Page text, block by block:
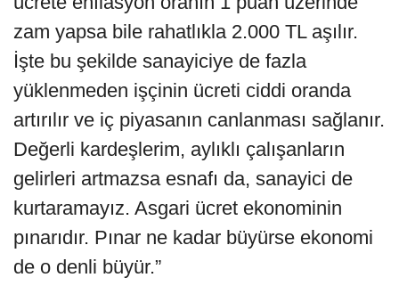
zam yapsa bile rahatlıkla 2.000 TL aşılır.
İşte bu şekilde sanayiciye de fazla
yüklenmeden işçinin ücreti ciddi oranda
artırılır ve iç piyasanın canlanması sağlanır.
Değerli kardeşlerim, aylıklı çalışanların
gelirleri artmazsa esnafı da, sanayici de
kurtaramayız. Asgari ücret ekonominin
pınarıdır. Pınar ne kadar büyürse ekonomi
de o denli büyür.”